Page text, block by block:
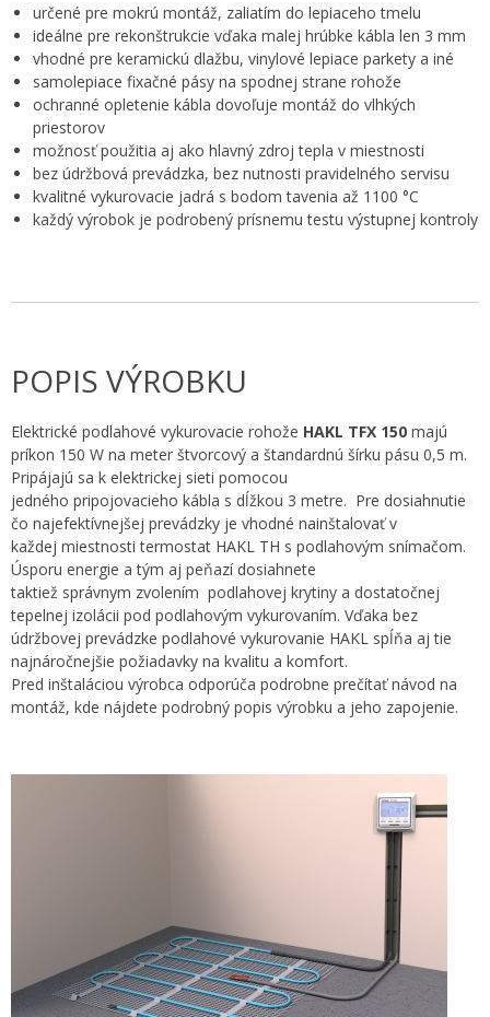
určené pre mokrú montáž, zaliatím do lepiaceho tmelu
ideálne pre rekonštrukcie vďaka malej hrúbke kábla len 3 mm
vhodné pre keramickú dlažbu, vinylové lepiace parkety a iné
samolepiace fixačné pásy na spodnej strane rohože
ochranné opletenie kábla dovoľuje montáž do vlhkých
priestorov
možnosť použitia aj ako hlavný zdroj tepla v miestnosti
bez údržbová prevádzka, bez nutnosti pravidelného servisu
kvalitné vykurovacie jadrá s bodom tavenia až 1100 °C
každý výrobok je podrobený prísnemu testu výstupnej kontroly
POPIS VÝROBKU
Elektrické podlahové vykurovacie rohože HAKL TFX 150 majú
príkon 150 W na meter štvorcový a štandardnú šírku pásu 0,5 m.
Pripájajú sa k elektrickej sieti pomocou
jedného pripojovacieho kábla s dĺžkou 3 metre. Pre dosiahnutie
čo najefektívnejšej prevádzky je vhodné nainštalovať v
každej miestnosti termostat HAKL TH s podlahovým snímačom.
Úsporu energie a tým aj peňazí dosiahnete
taktiež správnym zvolením podlahovej krytiny a dostatočnej
tepelnej izolácii pod podlahovým vykurovaním. Vďaka bez
údržbovej prevádzke podlahové vykurovanie HAKL spĺňa aj tie
najnáročnejšie požiadavky na kvalitu a komfort.
Pred inštaláciou výrobca odporúča podrobne prečítať návod na
montáž, kde nájdete podrobný popis výrobku a jeho zapojenie.